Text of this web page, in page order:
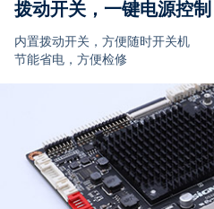
拨动开关，一键电源控制
内置拨动开关，方便随时开关机
节能省电，方便检修